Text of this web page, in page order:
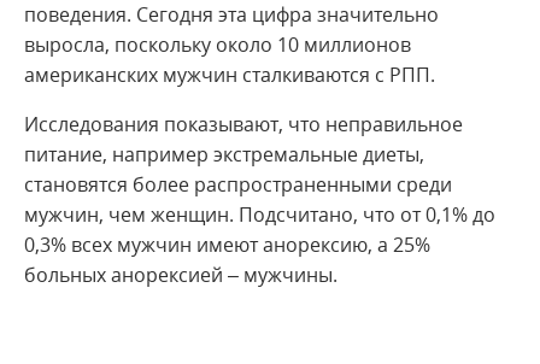
поведения. Сегодня эта цифра значительно
выросла, поскольку около 10 миллионов
американских мужчин сталкиваются с РПП.
Исследования показывают, что неправильное
питание, например экстремальные диеты,
становятся более распространенными среди
мужчин, чем женщин. Подсчитано, что от 0,1% до
0,3% всех мужчин имеют анорексию, а 25%
больных анорексией – мужчины.